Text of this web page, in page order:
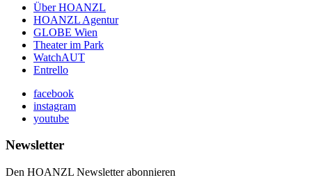
Über HOANZL
HOANZL Agentur
GLOBE Wien
Theater im Park
WatchAUT
Entrello
facebook
instagram
youtube
Newsletter
Den HOANZL Newsletter abonnieren